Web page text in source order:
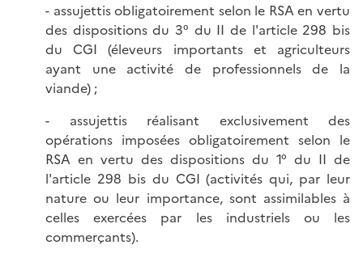
- assujettis obligatoirement selon le RSA en vertu
des dispositions du 3° du II de l'article 298 bis
du CGI (éleveurs importants et agriculteurs
ayant une activité de professionnels de la
viande) ;
- assujettis réalisant exclusivement des
opérations imposées obligatoirement selon le
RSA en vertu des dispositions du 1° du II de
l'article 298 bis du CGI (activités qui, par leur
nature ou leur importance, sont assimilables à
celles exercées par les industriels ou les
commerçants).